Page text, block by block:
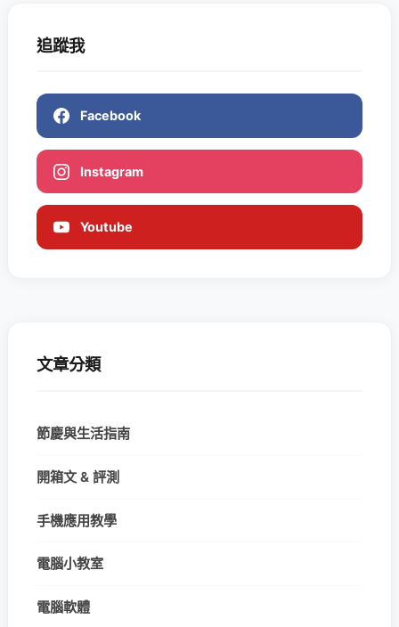
追蹤我
Facebook
Instagram
Youtube
文章分類
節慶與生活指南
開箱文 & 評測
手機應用教學
電腦小教室
電腦軟體